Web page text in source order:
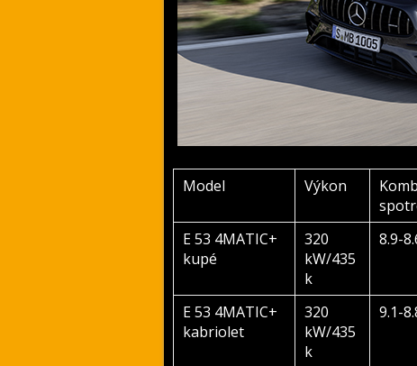
Model Výkon
E 53 4MATIC+
kupé
320
kW/435
k
8.9-
E 53 4MATIC+
kabriolet
320
kW/435
k
9.1-